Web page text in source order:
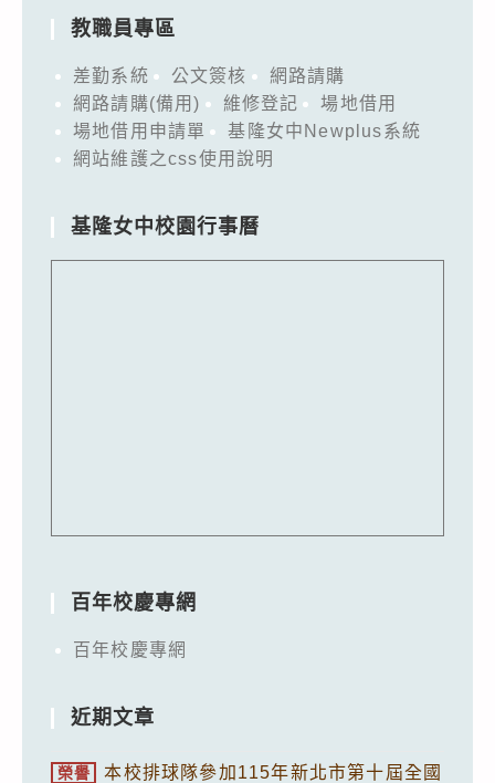
教職員專區
差勤系統 公文簽核
網路請購
網路請購(備用)
維修登記
場地借用
場地借用申請單
基隆女中Newplus系統
網站維護之css使用說明
基隆女中校園行事曆
百年校慶專網
百年校慶專網
近期文章
榮譽
本校排球隊參加115年新北市第十屆全國